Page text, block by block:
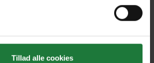
Tillad alle cookies